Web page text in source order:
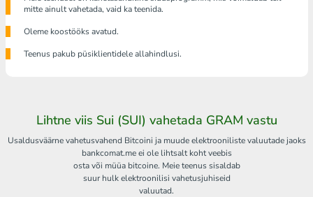
mitte ainult vahetada, vaid ka teenida.
Oleme koostööks avatud.
Teenus pakub püsiklientidele allahindlusi.
Lihtne viis Sui (SUI) vahetada GRAM vastu
Usaldusväärne vahetusvahend Bitcoini ja muude elektrooniliste valuutade jaoks
bankcomat.me ei ole lihtsalt koht veebis
osta või müüa bitcoine. Meie teenus sisaldab
suur hulk elektroonilisi vahetusjuhiseid
valuutad.